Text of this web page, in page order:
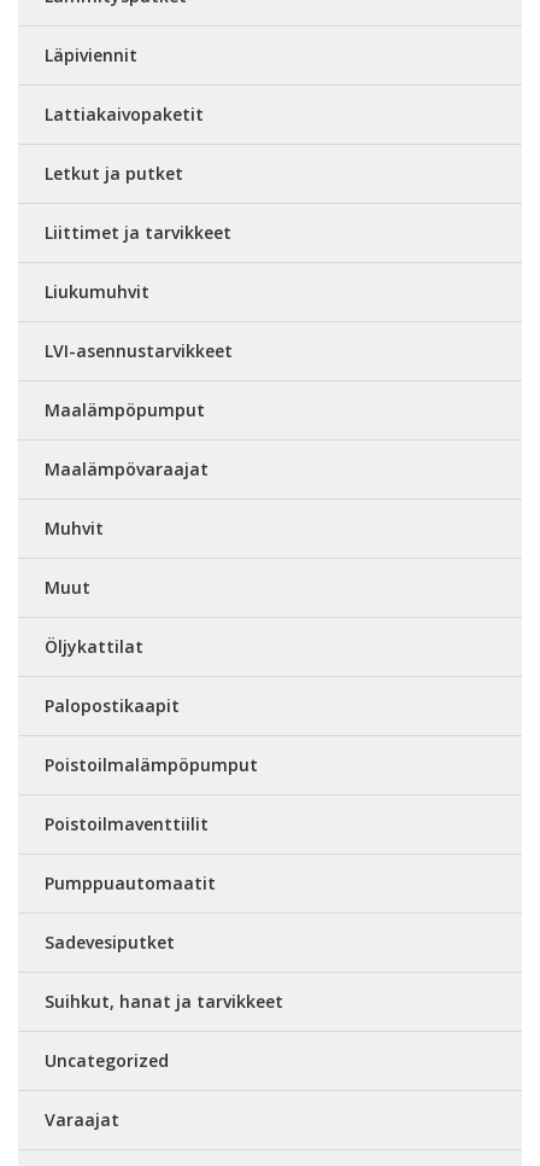
Läpiviennit
Lattiakaivopaketit
Letkut ja putket
Liittimet ja tarvikkeet
Liukumuhvit
LVI-asennustarvikkeet
Maalämpöpumput
Maalämpövaraajat
Muhvit
Muut
Öljykattilat
Palopostikaapit
Poistoilmalämpöpumput
Poistoilmaventtiilit
Pumppuautomaatit
Sadevesiputket
Suihkut, hanat ja tarvikkeet
Uncategorized
Varaajat